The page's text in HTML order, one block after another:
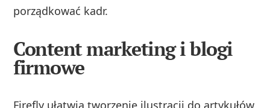
porządkować kadr.
Content marketing i blogi
firmowe
Firefly ułatwia tworzenie ilustracji do artykułów